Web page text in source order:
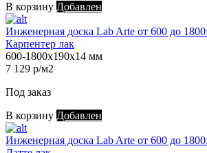
В корзину Добавлен
Инженерная доска Lab Arte от 600 до
Карпентер лак
600-1800х190х14 мм
7 129 р/м2
Под заказ
В корзину Добавлен
Инженерная доска Lab Arte от 600 до